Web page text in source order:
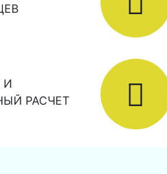
И
РАСЧЕТ